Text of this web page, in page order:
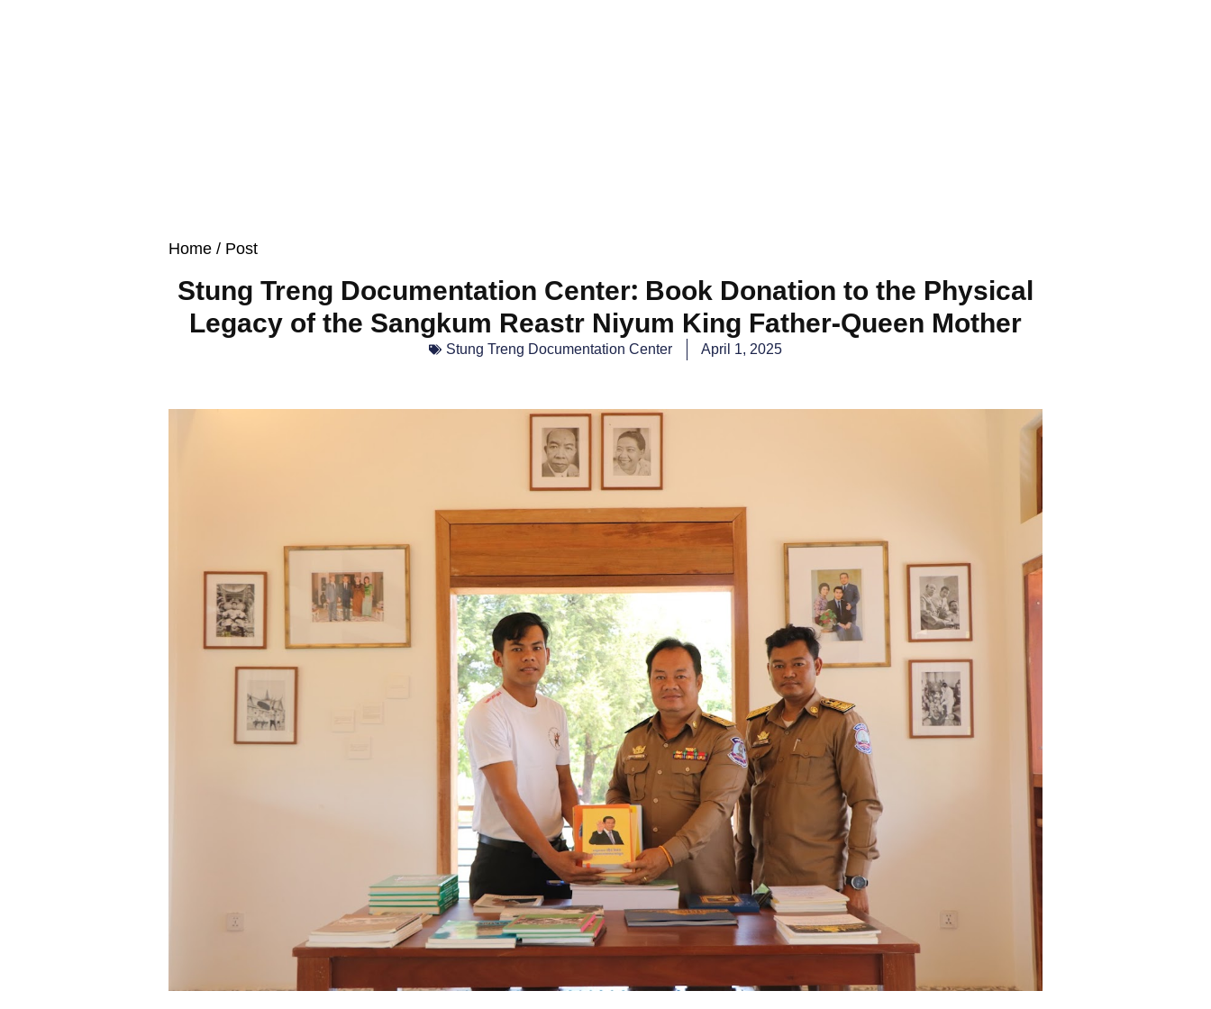
Home / Post
Stung Treng Documentation Center: Book Donation to the Physical
Legacy of the Sangkum Reastr Niyum King Father-Queen Mother
Stung Treng Documentation Center April 1, 2025